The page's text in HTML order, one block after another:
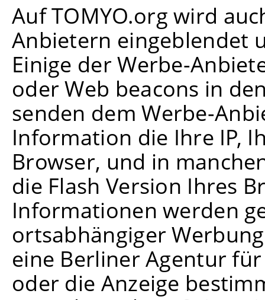
Auf TOMYO.org wird
Anbietern eingeblendet
Einige der Werbe-
oder Web beacons in
senden dem Werbe-
Information die Ihre IP,
Browser, und in
die Flash Version Ihres
Informationen werden
ortsabhängiger
eine Berliner Agentur
oder die Anzeige